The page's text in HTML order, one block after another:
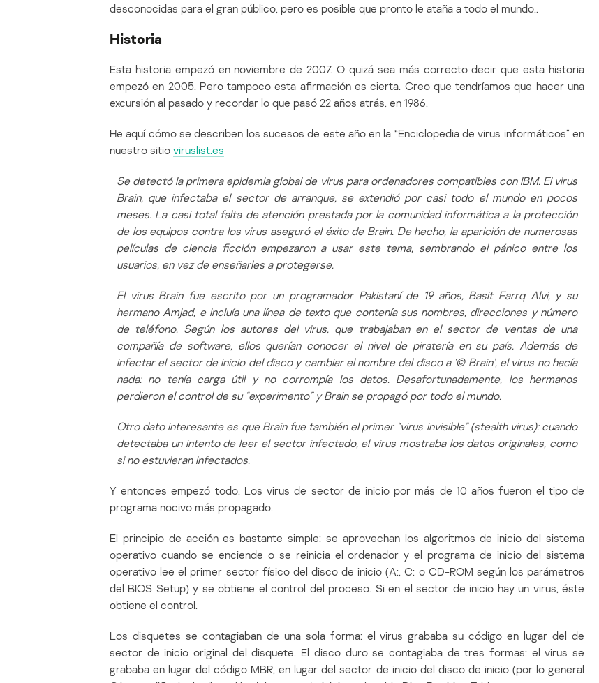
desconocidas para el gran público, pero es posible que pronto le ataña a todo el mundo..
Historia
Esta historia empezó en noviembre de 2007. O quizá sea más correcto decir que esta historia
empezó en 2005. Pero tampoco esta afirmación es cierta. Creo que tendríamos que hacer una
excursión al pasado y recordar lo que pasó 22 años atrás, en 1986.
He aquí cómo se describen los sucesos de este año en la “Enciclopedia de virus informáticos” en
nuestro sitio viruslist.es
Se detectó la primera epidemia global de virus para ordenadores compatibles con IBM. El virus
Brain, que infectaba el sector de arranque, se extendió por casi todo el mundo en pocos
meses. La casi total falta de atención prestada por la comunidad informática a la protección
de los equipos contra los virus aseguró el éxito de Brain. De hecho, la aparición de numerosas
películas de ciencia ficción empezaron a usar este tema, sembrando el pánico entre los
usuarios, en vez de enseñarles a protegerse.
El virus Brain fue escrito por un programador Pakistaní de 19 años, Basit Farrq Alvi, y su
hermano Amjad, e incluía una línea de texto que contenía sus nombres, direcciones y número
de teléfono. Según los autores del virus, que trabajaban en el sector de ventas de una
compañía de software, ellos querían conocer el nivel de piratería en su país. Además de
infectar el sector de inicio del disco y cambiar el nombre del disco a ‘© Brain’, el virus no hacía
nada: no tenía carga útil y no corrompía los datos. Desafortunadamente, los hermanos
perdieron el control de su “experimento” y Brain se propagó por todo el mundo.
Otro dato interesante es que Brain fue también el primer “virus invisible” (stealth virus): cuando
detectaba un intento de leer el sector infectado, el virus mostraba los datos originales, como
si no estuvieran infectados.
Y entonces empezó todo. Los virus de sector de inicio por más de 10 años fueron el tipo de
programa nocivo más propagado.
El principio de acción es bastante simple: se aprovechan los algoritmos de inicio del sistema
operativo cuando se enciende o se reinicia el ordenador y el programa de inicio del sistema
operativo lee el primer sector físico del disco de inicio (A:, C: o CD-ROM según los parámetros
del BIOS Setup) y se obtiene el control del proceso. Si en el sector de inicio hay un virus, éste
obtiene el control.
Los disquetes se contagiaban de una sola forma: el virus grababa su código en lugar del de
sector de inicio original del disquete. El disco duro se contagiaba de tres formas: el virus se
grababa en lugar del código MBR, en lugar del sector de inicio del disco de inicio (por lo general